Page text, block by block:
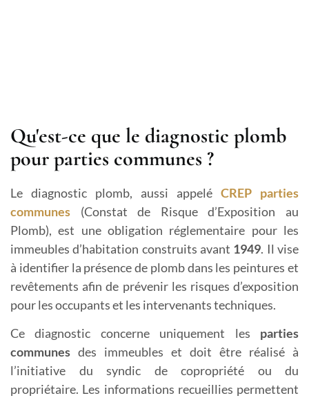
Qu'est-ce que le diagnostic plomb
pour parties communes ?
Le diagnostic plomb, aussi appelé CREP parties
communes (Constat de Risque d’Exposition au
Plomb), est une obligation réglementaire pour les
immeubles d’habitation construits avant 1949. Il vise
à identifier la présence de plomb dans les peintures et
revêtements afin de prévenir les risques d’exposition
pour les occupants et les intervenants techniques.
Ce diagnostic concerne uniquement les parties
communes des immeubles et doit être réalisé à
l’initiative du syndic de copropriété ou du
propriétaire. Les informations recueillies permettent